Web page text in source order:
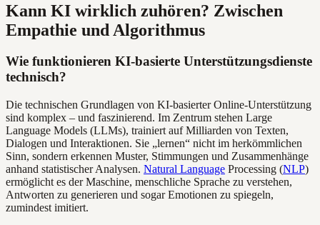
Kann KI wirklich zuhören? Zwischen
Empathie und Algorithmus
Wie funktionieren KI-basierte Unterstützungsdienste
technisch?
Die technischen Grundlagen von KI-basierter Online-Unterstützung
sind komplex – und faszinierend. Im Zentrum stehen Large
Language Models (LLMs), trainiert auf Milliarden von Texten,
Dialogen und Interaktionen. Sie „lernen“ nicht im herkömmlichen
Sinn, sondern erkennen Muster, Stimmungen und Zusammenhänge
anhand statistischer Analysen. Natural Language Processing (NLP)
ermöglicht es der Maschine, menschliche Sprache zu verstehen,
Antworten zu generieren und sogar Emotionen zu spiegeln,
zumindest imitiert.